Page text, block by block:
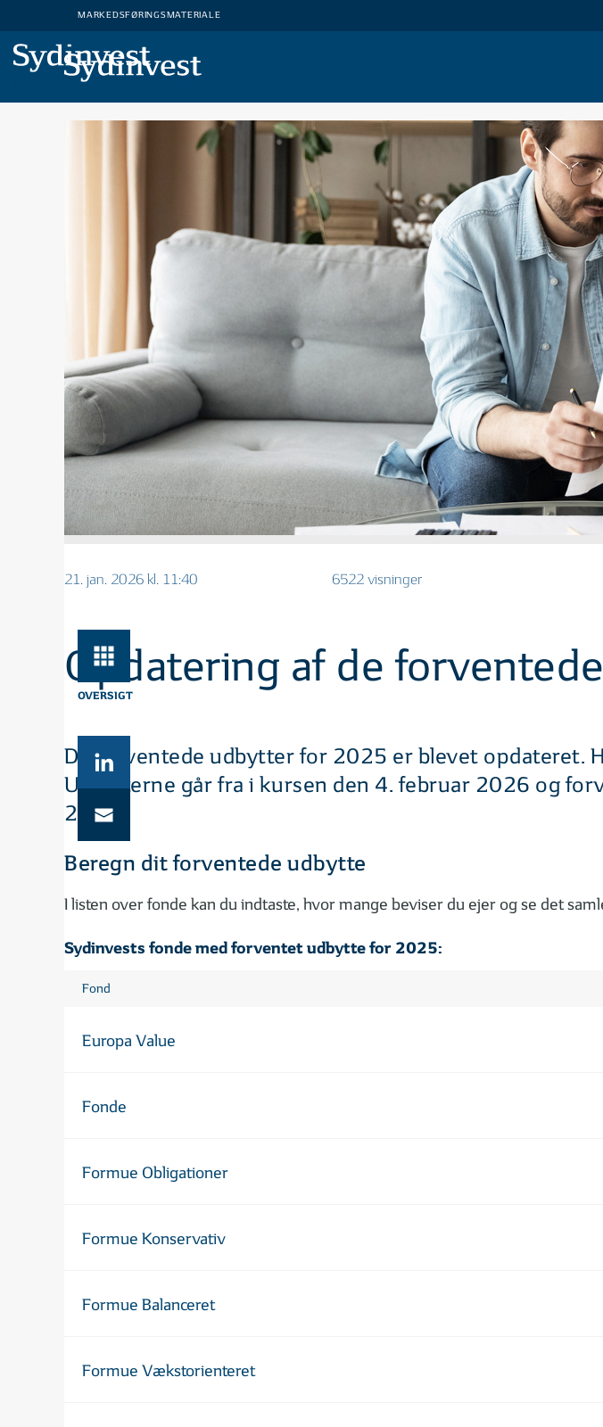
MARKEDSFØRINGSMATERIALE
MARKEDSFØRINGSMATERIALE
OVERSIGT
21. jan. 2026 kl. 11:40 6522 visninger
Opdatering af de
De forventede udbytter for 2025 er blevet opdateret.
Udbytterne går fra i kursen den 4. februar 2026 og
2026.
Beregn dit forventede udbytte
I listen over fonde kan du indtaste, hvor mange beviser du ejer og se det
Sydinvests fonde med forventet udbytte for 2025:
Fond
Europa Value
Fonde
Formue Obligationer
Formue Konservativ
Formue Balanceret
Formue Vækstorienteret